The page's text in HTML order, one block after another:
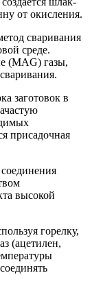
от окисления.
сваривания
среде.
(MAG) газы,
заготовок в
присадочная
высокой
горелку,
(ацетилен,